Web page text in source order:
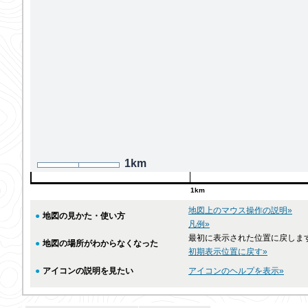
1km
1km
● 地図の見かた・使い方
地図上のマウス操作の説明»
凡例»
● 地図の場所がわからなくなった
最初に表示された位置に戻しま
初期表示位置に戻す»
● アイコンの説明を見たい アイコンのヘルプを表示»